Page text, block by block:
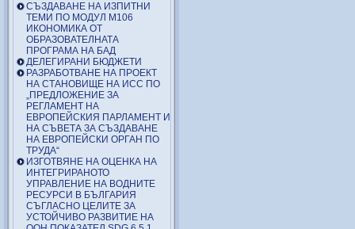
СЪЗДАВАНЕ НА ИЗПИТНИ
ТЕМИ ПО МОДУЛ М106
ИКОНОМИКА ОТ
ОБРАЗОВАТЕЛНАТА
ПРОГРАМА НА БАД
ДЕЛЕГИРАНИ БЮДЖЕТИ
РАЗРАБОТВАНЕ НА ПРОЕКТ
НА СТАНОВИЩЕ НА ИСС ПО
„ПРЕДЛОЖЕНИЕ ЗА
РЕГЛАМЕНТ НА
ЕВРОПЕЙСКИЯ ПАРЛАМЕНТ И
НА СЪВЕТА ЗА СЪЗДАВАНЕ
НА ЕВРОПЕЙСКИ ОРГАН ПО
ТРУДА“
ИЗГОТВЯНЕ НА ОЦЕНКА НА
ИНТЕГРИРАНОТО
УПРАВЛЕНИЕ НА ВОДНИТЕ
РЕСУРСИ В БЪЛГАРИЯ
СЪГЛАСНО ЦЕЛИТЕ ЗА
УСТОЙЧИВО РАЗВИТИЕ НА